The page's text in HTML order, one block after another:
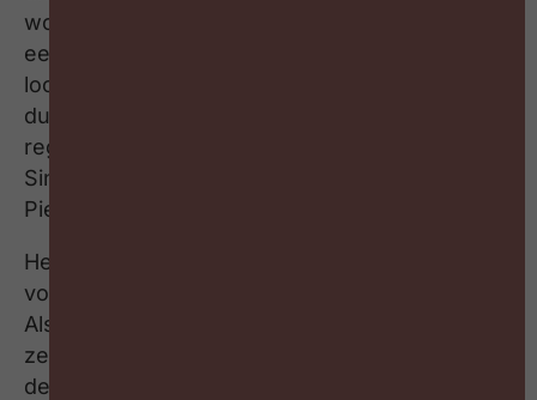
wordt de verwachting dat, via een premie, nog
een percentje extra bovenop de automatische
loonindexatie kan gegeven worden. Ze gaat
dus in tegen haar eigen wet en haar eigen
regeerakkoord. De regering speelt hier voor
Sinterklaas, en de bedrijven krijgen de Zwarte
Piet toegeschoven”, zegt Bart Steukers.
Het verzoeningsvoorstel wordt nu opnieuw
voorgelegd aan de vakbonden en werkgevers.
Als die er niet uit raken, beslist de regering
zelf. “Indien dit bemiddelingsvoorstel ook de
definitieve beslissing zou worden, zullen wij als